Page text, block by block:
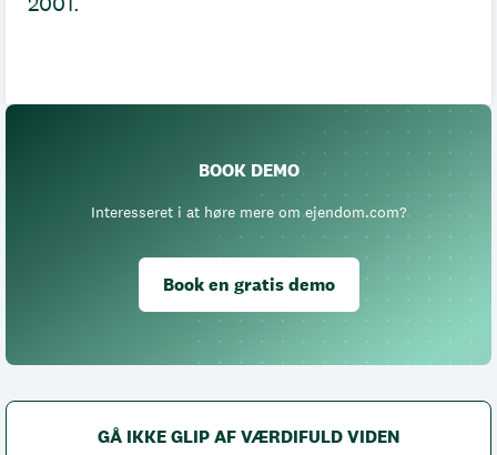
BOOK DEMO
Interesseret i at høre mere om ejendom.com?
Book en gratis demo
GÅ IKKE GLIP AF VÆRDIFULD VIDEN